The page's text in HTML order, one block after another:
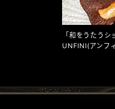
「和をうたう
UNFINI(アンフ